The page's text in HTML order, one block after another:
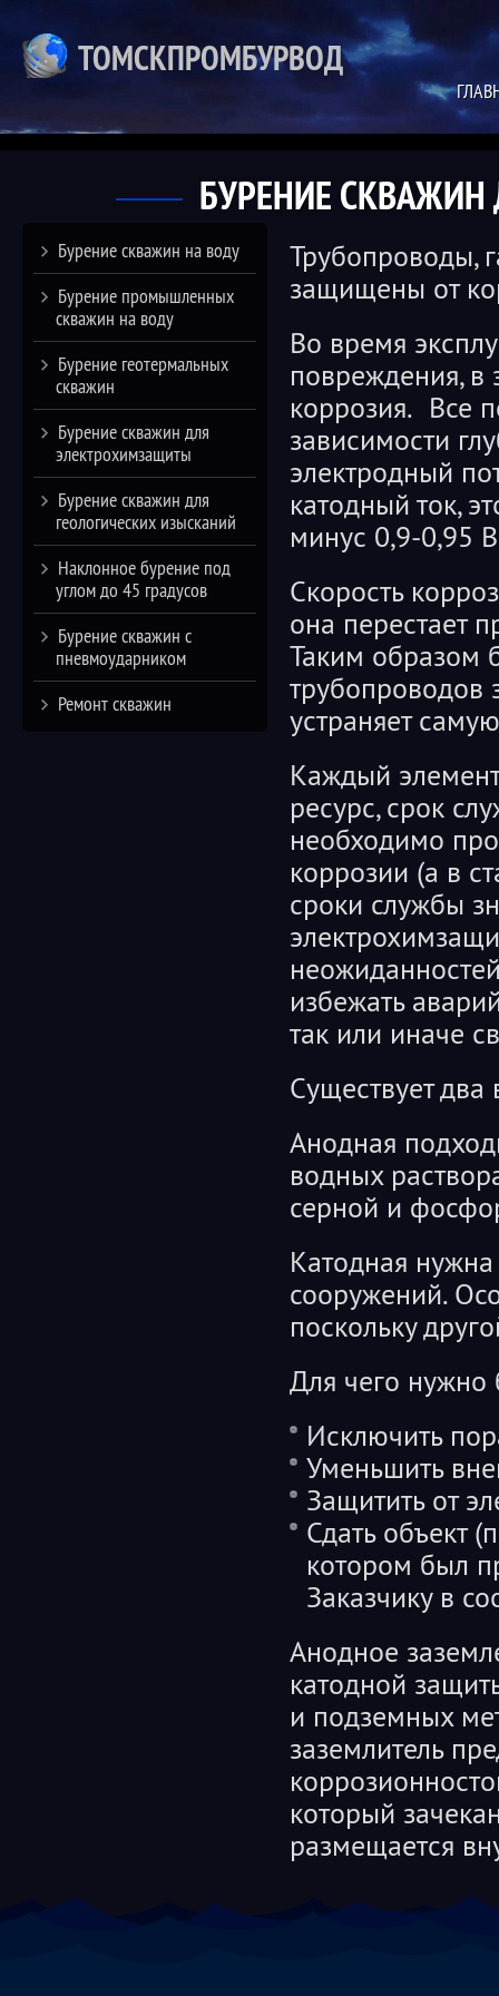
ТОМСКПРОМБУРВОД
БУРЕНИЕ
Трубопроводы,
защищены от
Во время
повреждения, в
коррозия. Все
зависимости
электродный
катодный ток,
минус 0,9-0,95
Скорость
она перестает
Таким образом
трубопроводов
устраняет
Каждый
ресурс, срок
необходимо
коррозии (а в
сроки службы
избежать
так или иначе
Существует
Анодная
водных
серной и
Катодная
сооружений.
поскольку
Для чего нужно
Исключить
Уменьшить
Защитить от
Сдать объект
котором был
Заказчику в
Анодное
катодной
и подземных
заземлитель
который
размещается
Бурение скважин на воду
Бурение промышленных
скважин на воду
Бурение геотермальных
скважин
Бурение скважин для
электрохимзащиты
Бурение скважин для
геологических изысканий
Наклонное бурение под
углом до 45 градусов
Бурение скважин с
пневмоударником
Ремонт скважин